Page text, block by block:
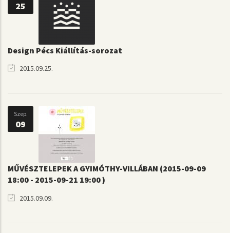
25
Design Pécs Kiállítás-sorozat
2015.09.25.
Szep.
09
MŰVÉSZTELEPEK A GYIMÓTHY-VILLÁBAN (2015-09-09
18:00 - 2015-09-21 19:00 )
2015.09.09.